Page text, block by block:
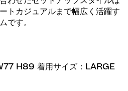
トカジュアルまで幅広く活躍す
です。
H89 着用サイズ：LARGE